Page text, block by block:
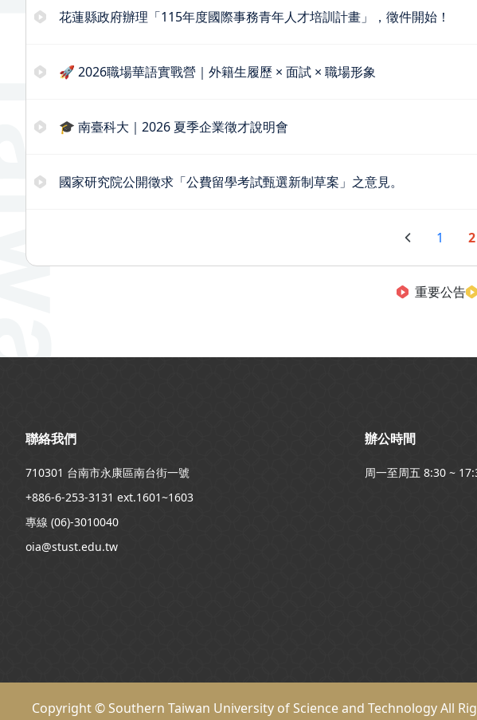
花蓮縣政府辦理「115年度國際事務青年人才培訓計畫」，徵件開始！
🚀 2026職場華語實戰營｜外籍生履歷 × 面試 × 職場形象
🎓 南臺科大｜2026 夏季企業徵才說明會
國家研究院公開徵求「公費留學考試甄選新制草案」之意見。
1 2
重要公告
:::
聯絡我們
710301 台南市永康區南台街一號
+886-6-253-3131 ext.1601~1603
專線 (06)-3010040
oia@stust.edu.tw
辦公時間
周一至周五 8:30 ~
Copyright © Southern Taiwan University of Science and Technology All